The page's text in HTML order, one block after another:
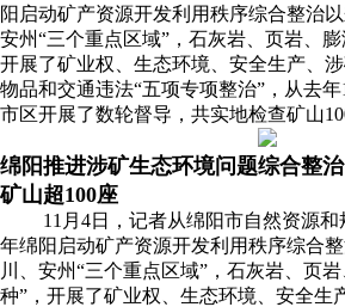
阳启动矿产资源开发利用秩序综合整治
安州“三个重点区域”，石灰岩、页岩、膨
开展了矿业权、生态环境、安全生产、
物品和交通违法“五项专项整治”，从去
市区开展了数轮督导，共实地检查矿山
绵阳推进涉矿生态环境问题综合整
矿山超100座
11月4日，记者从绵阳市自然资源和
年绵阳启动矿产资源开发利用秩序综合
川、安州“三个重点区域”，石灰岩、页
种”，开展了矿业权、生态环境、安全生